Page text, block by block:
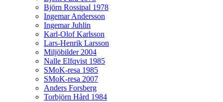
Björn Rossipal 1978
Ingemar Andersson
Ingemar Juhlin
Karl-Olof Karlsson
Lars-Henrik Larsson
Miljöbilder 2004
Nalle Elfqvist 1985
SMoK-resa 1985
SMoK-resa 2007
Anders Forsberg
Torbjörn Hård 1984